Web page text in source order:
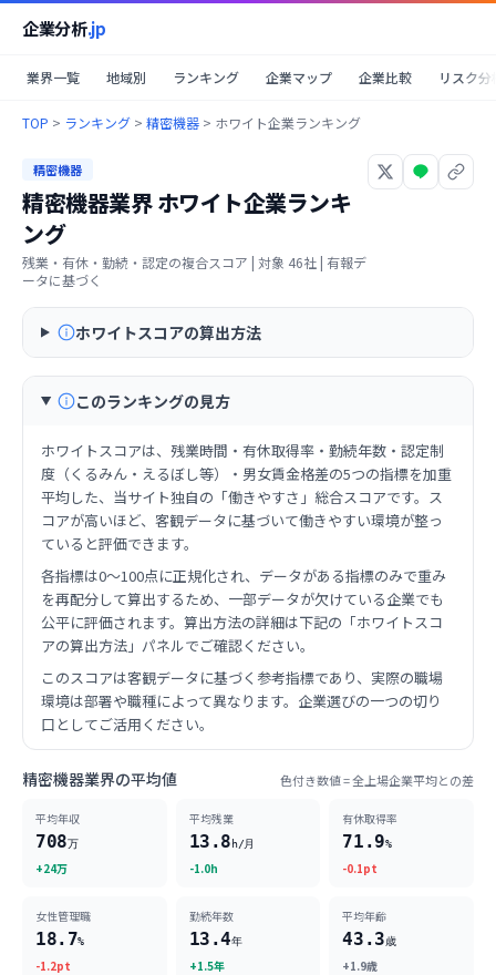
企業分析.jp
業界一覧 地域別 ランキング 企業マップ 企業比較 リスク分
TOP > ランキング > 精密機器 > ホワイト企業ランキング
精密機器
精密機器業界ホワイト企業ランキ
ング
残業・有休・勤続・認定の複合スコア | 対象 46社 | 有報デ
ータに基づく
ホワイトスコアの算出方法
このランキングの見方
ホワイトスコアは、残業時間・有休取得率・勤続年数・認定制
度（くるみん・えるぼし等）・男女賃金格差の5つの指標を加重
平均した、当サイト独自の「働きやすさ」総合スコアです。ス
コアが高いほど、客観データに基づいて働きやすい環境が整っ
ていると評価できます。
各指標は0〜100点に正規化され、データがある指標のみで重み
を再配分して算出するため、一部データが欠けている企業でも
公平に評価されます。算出方法の詳細は下記の「ホワイトスコ
アの算出方法」パネルでご確認ください。
このスコアは客観データに基づく参考指標であり、実際の職場
環境は部署や職種によって異なります。企業選びの一つの切り
口としてご活用ください。
精密機器業界の平均値 色付き数値 = 全上場企業平均との差
平均年収
708万
+24万
平均残業
13.8h/月
-1.0h
有休取得率
71.9%
-0.1pt
女性管理職
18.7%
-1.2pt
勤続年数
13.4年
+1.5年
平均年齢
43.3歳
+1.9歳